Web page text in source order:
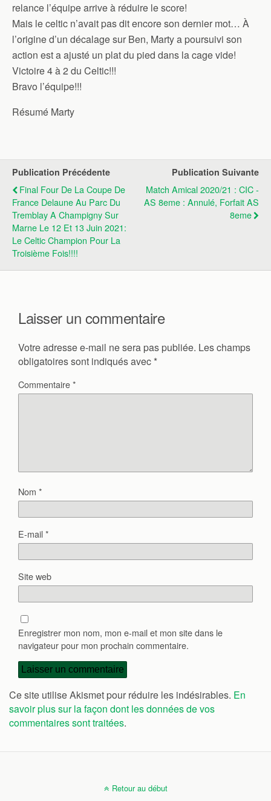
relance l’équipe arrive à réduire le score!
Mais le celtic n’avait pas dit encore son dernier mot… À
l’origine d’un décalage sur Ben, Marty a poursuivi son
action est a ajusté un plat du pied dans la cage vide!
Victoire 4 à 2 du Celtic!!!
Bravo l’équipe!!!
Résumé Marty
Publication Précédente
Final Four De La Coupe De
France Delaune Au Parc Du
Tremblay A Champigny Sur
Marne Le 12 Et 13 Juin 2021:
Le Celtic Champion Pour La
Troisième Fois!!!!
Publication Suivante
Match Amical 2020/21 : CIC -
AS 8eme : Annulé, Forfait AS
8eme
Laisser un commentaire
Votre adresse e-mail ne sera pas publiée. Les champs
obligatoires sont indiqués avec *
Commentaire*
Nom *
E-mail*
Site web
Enregistrer mon nom, mon e-mail et mon site dans le
navigateur pour mon prochain commentaire.
Ce site utilise Akismet pour réduire les indésirables. En
savoir plus sur la façon dont les données de vos
commentaires sont traitées.
Retour au début